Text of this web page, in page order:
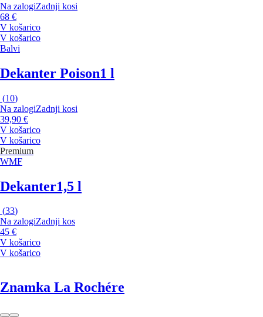
Na zalogiZadnji kosi
68 €
V košarico
V košarico
Balvi
Dekanter Poison1 l
(10)
Na zalogiZadnji kosi
39,90 €
V košarico
V košarico
Premium
WMF
Dekanter1,5 l
(33)
Na zalogiZadnji kos
45 €
V košarico
V košarico
Znamka La Rochére